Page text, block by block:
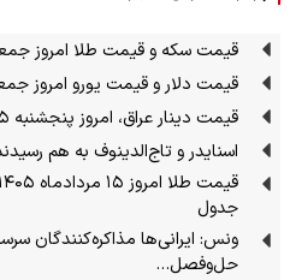
قیمت سکه و قیمت طلا امروز جمعه ۱۶ مرداد ۱۴۰۵ +
قیمت دلار و قیمت یورو امروز جمعه ۱۶ مرداد ۱۴۰۵ +
قیمت دینار عراق، امروز پنجشنبه ۱۵ مرداد ۱۴۰۵
اسنایدر و تاج‌الدینوف به هم
جدول
ونس: ایرانی‌ها مذاکره‌کنندگان
حل‌وفصل…